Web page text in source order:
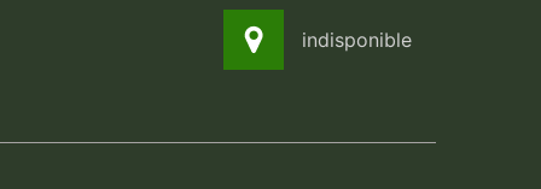
indisponible